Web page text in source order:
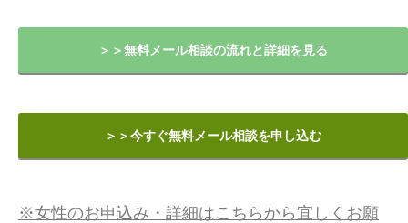
＞＞無料メール相談の流れと詳細を見る
＞＞今すぐ無料メール相談を申し込む
※女性のお申込み・詳細はこちらから宜しくお願